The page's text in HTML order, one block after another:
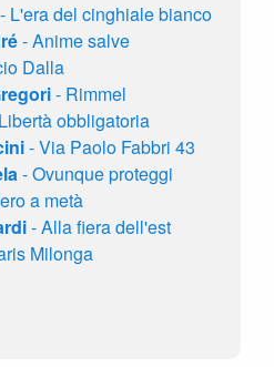
- L'era del cinghiale bianco
- Anime salve
Dalla
- Rimmel
obbligatoria
- Via Paolo Fabbri 43
- Ovunque proteggi
a metà
- Alla fiera dell'est
Milonga